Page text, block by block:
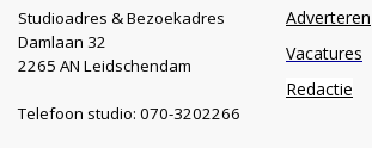
Studioadres & Bezoekadres
Damlaan 32
2265 AN Leidschendam
Telefoon studio: 070-3202266
Adverteren
Vacatures
Redactie